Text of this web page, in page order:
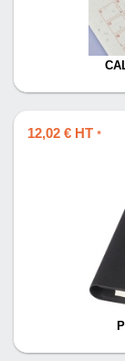
12,02 € HT *